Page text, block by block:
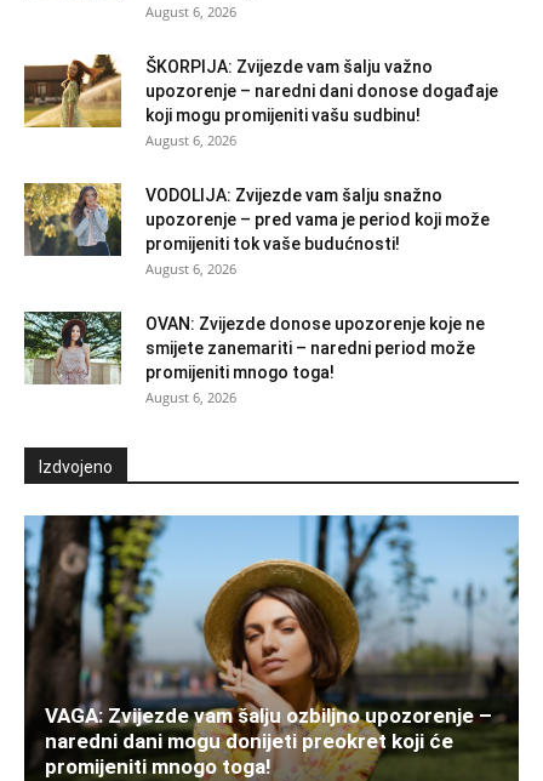
August 6, 2026
ŠKORPIJA: Zvijezde vam šalju važno
upozorenje – naredni dani donose događaje
koji mogu promijeniti vašu sudbinu!
August 6, 2026
VODOLIJA: Zvijezde vam šalju snažno
upozorenje – pred vama je period koji može
promijeniti tok vaše budućnosti!
August 6, 2026
OVAN: Zvijezde donose upozorenje koje ne
smijete zanemariti – naredni period može
promijeniti mnogo toga!
August 6, 2026
Izdvojeno
VAGA: Zvijezde vam šalju ozbiljno upozorenje –
naredni dani mogu donijeti preokret koji će
promijeniti mnogo toga!